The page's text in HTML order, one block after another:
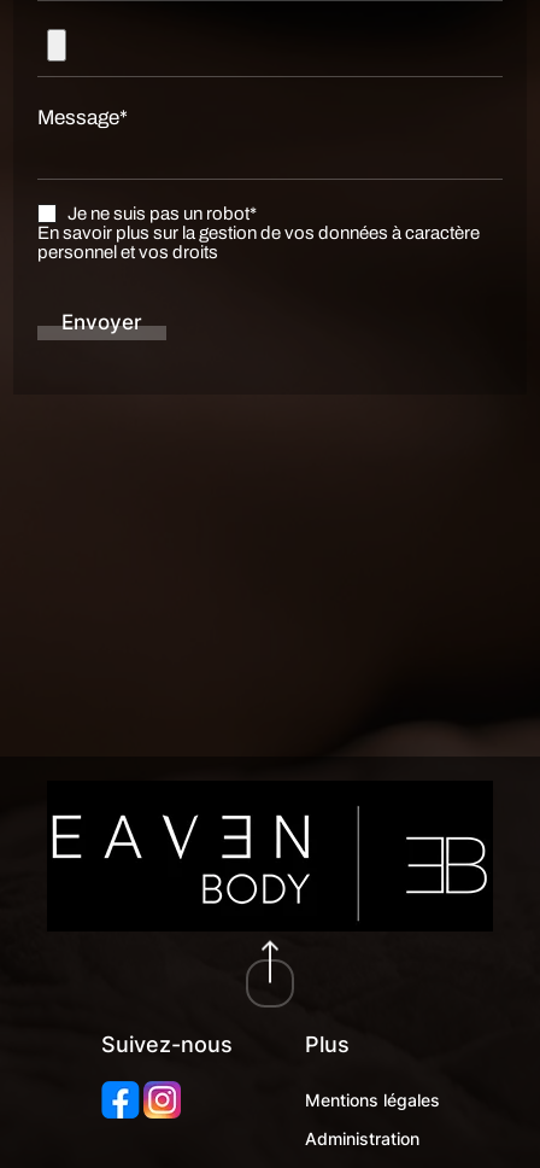
Message*
Je ne suis pas un robot*
En savoir plus sur la gestion de vos données à caractère
personnel et vos droits
Envoyer
Suivez-nous Plus
Mentions légales
Administration